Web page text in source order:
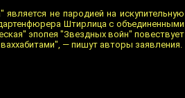
не пародией на искупительную
Штирлица с объединенными
эпопея "Звездных войн" повествует
— пишут авторы заявления.